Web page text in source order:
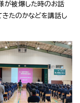
が被爆した時のお話
たのかなどを講話し